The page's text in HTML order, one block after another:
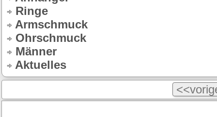
Ringe
Armschmuck
Ohrschmuck
Männer
Aktuelles